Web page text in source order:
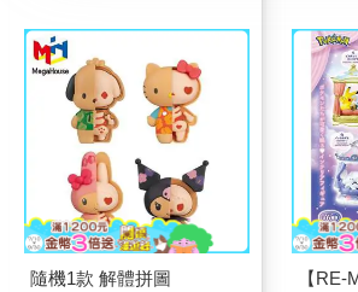
隨機1款 解體拼圖
【RE-